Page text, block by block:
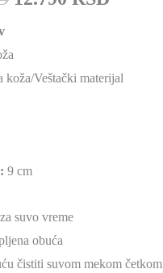
koža/Veštački materijal
9 cm
suvo vreme
obuća
čistiti suvom mekom četkom